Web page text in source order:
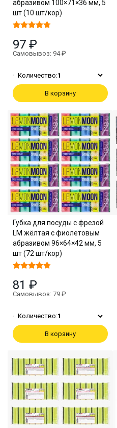
абразивом 100×71×36 мм, 5
шт (10 шт/кор)
97 ₽
Самовывоз: 94 ₽
Количество:1
В корзину
Губка для посуды с фрезой
LM жёлтая с фиолетовым
абразивом 96×64×42 мм, 5
шт (72 шт/кор)
81 ₽
Самовывоз: 79 ₽
Количество:1
В корзину